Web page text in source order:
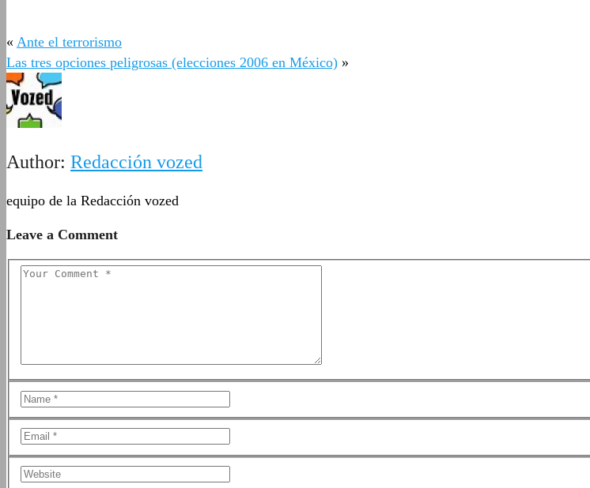
« Ante el terrorismo
Las tres opciones peligrosas (elecciones 2006 en México) »
Author: Redacción vozed
equipo de la Redacción vozed
Leave a Comment